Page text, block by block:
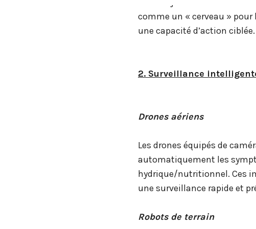
comme un « cerveau »
une capacité d’action ciblée.
2. Surveillance
Drones aériens
Les drones équipés de
automatiquement les
hydrique/nutritionnel. Ces
une surveillance rapide et
Robots de terrain